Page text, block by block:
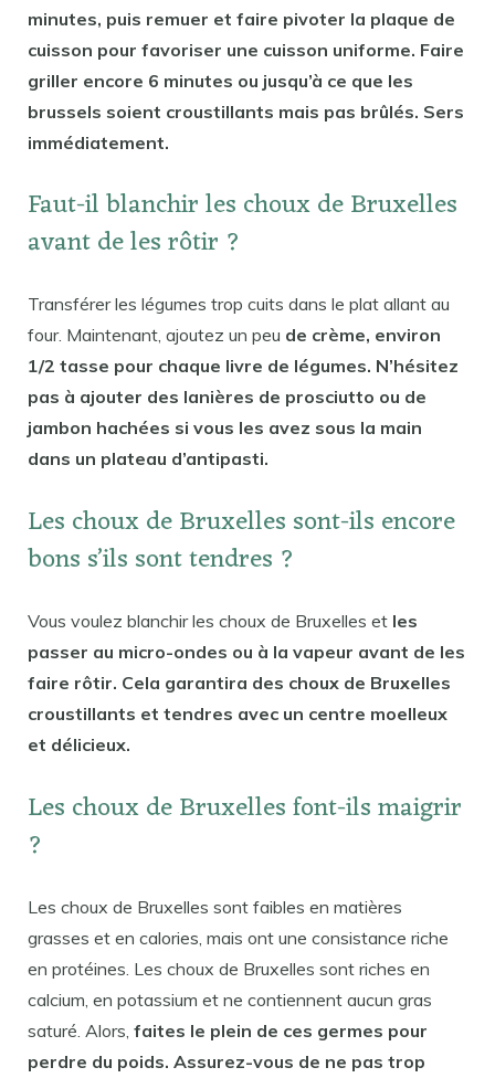
minutes, puis remuer et faire pivoter la plaque de
cuisson pour favoriser une cuisson uniforme. Faire
griller encore 6 minutes ou jusqu’à ce que les
brussels soient croustillants mais pas brûlés. Sers
immédiatement.
Faut-il blanchir les choux de Bruxelles
avant de les rôtir ?
Transférer les légumes trop cuits dans le plat allant au
four. Maintenant, ajoutez un peu de crème, environ
1/2 tasse pour chaque livre de légumes. N’hésitez
pas à ajouter des lanières de prosciutto ou de
jambon hachées si vous les avez sous la main
dans un plateau d’antipasti.
Les choux de Bruxelles sont-ils encore
bons s’ils sont tendres ?
Vous voulez blanchir les choux de Bruxelles et les
passer au micro-ondes ou à la vapeur avant de les
faire rôtir. Cela garantira des choux de Bruxelles
croustillants et tendres avec un centre moelleux
et délicieux.
Les choux de Bruxelles font-ils maigrir
?
Les choux de Bruxelles sont faibles en matières
grasses et en calories, mais ont une consistance riche
en protéines. Les choux de Bruxelles sont riches en
calcium, en potassium et ne contiennent aucun gras
saturé. Alors, faites le plein de ces germes pour
perdre du poids. Assurez-vous de ne pas trop